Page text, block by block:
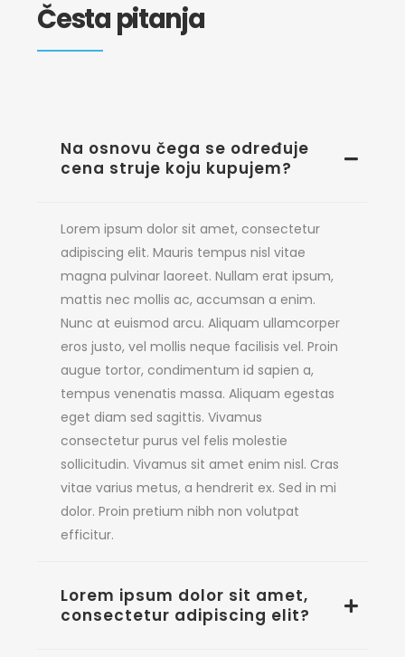
Česta pitanja
Na osnovu čega se određuje
cena struje koju kupujem?
Lorem ipsum dolor sit amet, consectetur
adipiscing elit. Mauris tempus nisl vitae
magna pulvinar laoreet. Nullam erat ipsum,
mattis nec mollis ac, accumsan a enim.
Nunc at euismod arcu. Aliquam ullamcorper
eros justo, vel mollis neque facilisis vel. Proin
augue tortor, condimentum id sapien a,
tempus venenatis massa. Aliquam egestas
eget diam sed sagittis. Vivamus
consectetur purus vel felis molestie
sollicitudin. Vivamus sit amet enim nisl. Cras
vitae varius metus, a hendrerit ex. Sed in mi
dolor. Proin pretium nibh non volutpat
efficitur.
Lorem ipsum dolor sit amet,
consectetur adipiscing elit?